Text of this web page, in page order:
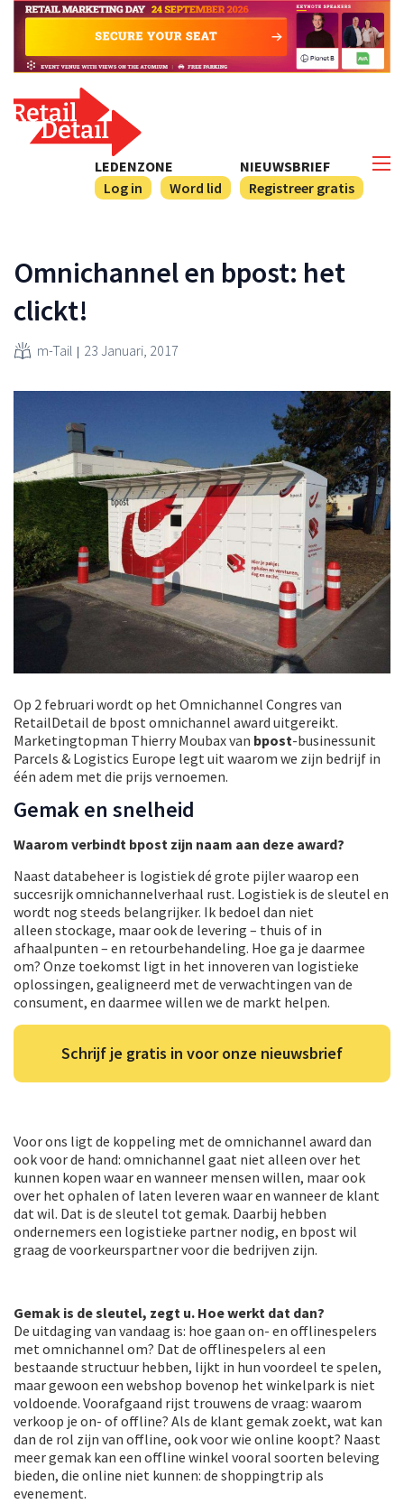
NIEUWSBRIEF
Registreer gratis
LEDENZONE
Log in
Word lid
Omnichannel en bpost: het
clickt!
m-Tail 23 Januari, 2017
Op 2 februari wordt op het Omnichannel Congres van
RetailDetail de bpost omnichannel award uitgereikt.
Marketingtopman Thierry Moubax van bpost-businessunit
Parcels & Logistics Europe legt uit waarom we zijn bedrijf in
één adem met die prijs vernoemen.
Gemak en snelheid
Waarom verbindt bpost zijn naam aan deze award?
Naast databeheer is logistiek dé grote pijler waarop een
succesrijk omnichannelverhaal rust. Logistiek is de sleutel en
wordt nog steeds belangrijker. Ik bedoel dan niet
alleen stockage, maar ook de levering – thuis of in
afhaalpunten – en retourbehandeling. Hoe ga je daarmee
om? Onze toekomst ligt in het innoveren van logistieke
oplossingen, gealigneerd met de verwachtingen van de
consument, en daarmee willen we de markt helpen.
Schrijf je gratis in voor onze nieuwsbrief
Voor ons ligt de koppeling met de omnichannel award dan
ook voor de hand: omnichannel gaat niet alleen over het
kunnen kopen waar en wanneer mensen willen, maar ook
over het ophalen of laten leveren waar en wanneer de klant
dat wil. Dat is de sleutel tot gemak. Daarbij hebben
ondernemers een logistieke partner nodig, en bpost wil
graag de voorkeurspartner voor die bedrijven zijn.
Gemak is de sleutel, zegt u. Hoe werkt dat dan?
De uitdaging van vandaag is: hoe gaan on- en offlinespelers
met omnichannel om? Dat de offlinespelers al een
bestaande structuur hebben, lijkt in hun voordeel te spelen,
maar gewoon een webshop bovenop het winkelpark is niet
voldoende. Voorafgaand rijst trouwens de vraag: waarom
verkoop je on- of offline? Als de klant gemak zoekt, wat kan
dan de rol zijn van offline, ook voor wie online koopt? Naast
meer gemak kan een offline winkel vooral soorten beleving
bieden, die online niet kunnen: de shoppingtrip als
evenement.